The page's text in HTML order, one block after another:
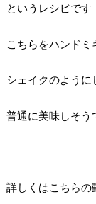
というレシピです
こちらをハンドミ
シェイクのように
普通に美味しそう
詳しくはこちらの